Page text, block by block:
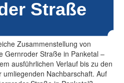
Zusammenstellung von
Gernroder Straße in Panketal –
ausführlichen Verlauf bis zu den
Nachbarschaft. Auf